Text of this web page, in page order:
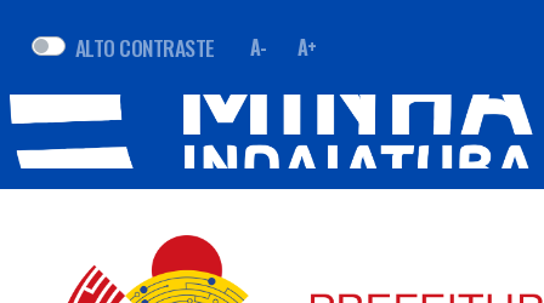
ALTO CONTRASTE A- A+